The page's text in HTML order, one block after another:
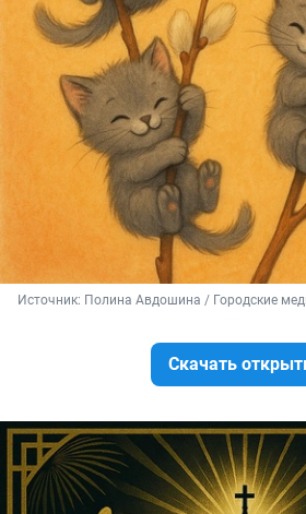
Источник: Полина Авдошина / Городские
Скачать